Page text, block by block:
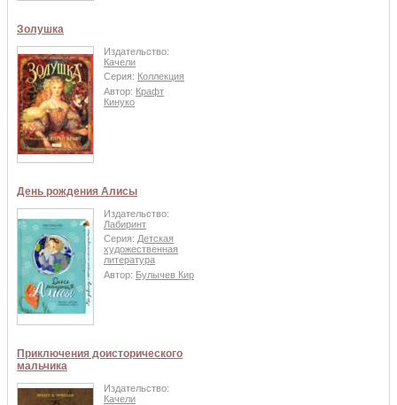
Золушка
Издательство:
Качели
Серия: Коллекция
Автор: Крафт
Кинуко
День рождения Алисы
Издательство:
Лабиринт
Серия: Детская
художественная
литература
Автор: Булычев Кир
Приключения доисторического
мальчика
Издательство:
Качели